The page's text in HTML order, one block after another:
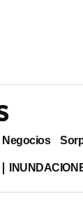
Negocios